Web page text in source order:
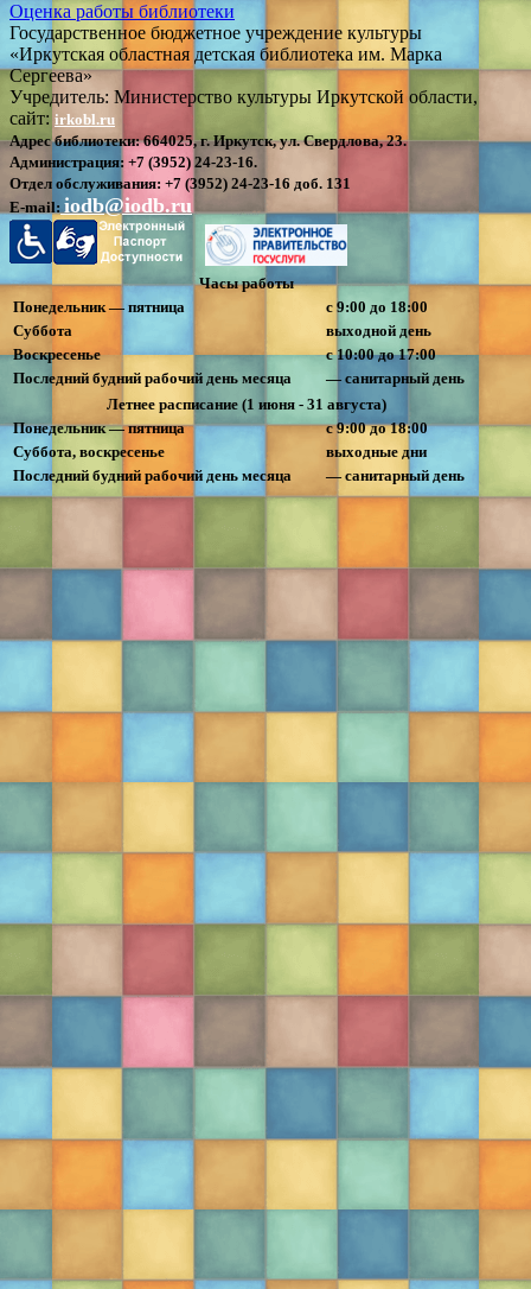
Оценка работы библиотеки
Государственное бюджетное учреждение культуры
«Иркутская областная детская библиотека им. Марка
Сергеева»
Учредитель: Министерство культуры Иркутской области,
сайт: irkobl.ru
Адрес библиотеки:664025, г. Иркутск, ул. Свердлова, 23.
Администрация: +7 (3952) 24-23-16.
Отдел обслуживания: +7 (3952) 24-23-16 доб. 131
E-mail: iodb@iodb.ru
Часы работы
Понедельник — пятница
с 9:00 до 18:00
Суббота
выходной день
Воскресенье
с 10:00 до 17:00
Последний будний рабочий день месяца
— санитарный день
Летнее расписание (1 июня - 31 августа)
Понедельник — пятница
с 9:00 до 18:00
Суббота, воскресенье
выходные дни
Последний будний рабочий день месяца
— санитарный день